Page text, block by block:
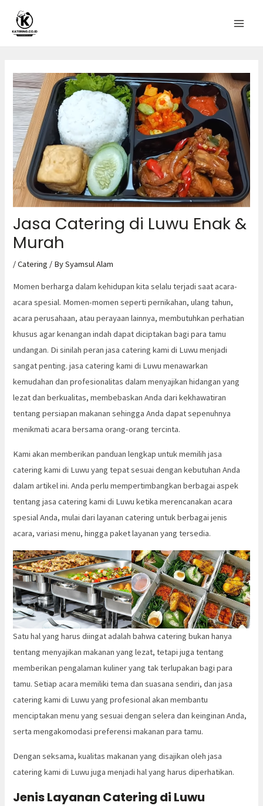
Jasa Catering di Luwu Enak &
Murah
/Catering / BySyamsul Alam
Momen berharga dalam kehidupan kita selalu terjadi saat acara-
acara spesial. Momen-momen seperti pernikahan, ulang tahun,
acara perusahaan, atau perayaan lainnya, membutuhkan perhatian
khusus agar kenangan indah dapat diciptakan bagi para tamu
undangan. Di sinilah peran jasa catering kami di Luwu menjadi
sangat penting. jasa catering kami di Luwu menawarkan
kemudahan dan profesionalitas dalam menyajikan hidangan yang
lezat dan berkualitas, membebaskan Anda dari kekhawatiran
tentang persiapan makanan sehingga Anda dapat sepenuhnya
menikmati acara bersama orang-orang tercinta.
Kami akan memberikan panduan lengkap untuk memilih jasa
catering kami di Luwu yang tepat sesuai dengan kebutuhan Anda
dalam artikel ini. Anda perlu mempertimbangkan berbagai aspek
tentang jasa catering kami di Luwu ketika merencanakan acara
spesial Anda, mulai dari layanan catering untuk berbagai jenis
acara, variasi menu, hingga paket layanan yang tersedia.
Satu hal yang harus diingat adalah bahwa catering bukan hanya
tentang menyajikan makanan yang lezat, tetapi juga tentang
memberikan pengalaman kuliner yang tak terlupakan bagi para
tamu. Setiap acara memiliki tema dan suasana sendiri, dan jasa
catering kami di Luwu yang profesional akan membantu
menciptakan menu yang sesuai dengan selera dan keinginan Anda,
serta mengakomodasi preferensi makanan para tamu.
Dengan seksama, kualitas makanan yang disajikan oleh jasa
catering kami di Luwu juga menjadi hal yang harus diperhatikan.
Jenis Layanan Catering di Luwu